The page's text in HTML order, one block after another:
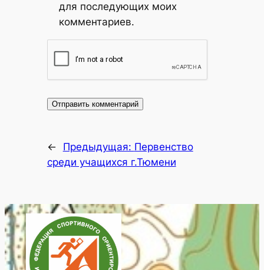
для последующих моих
комментариев.
← Предыдущая: Первенство
среди учащихся г.Тюмени